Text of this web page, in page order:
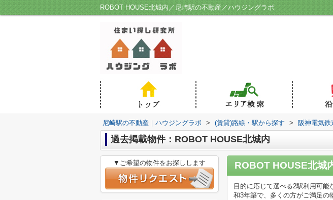
ROBOT HOUSE北城内／尼崎駅の不動産／ハウジングラボ
尼崎駅の不動産｜ハウジングラボ > (賃貸)路線・駅から探す > 阪神電気鉄
過去掲載物件：ROBOT HOUSE北城内
ROBOT HOUSE北城
目的に応じて選べる2駅利用可
和3年築で、多くの方がご満足の
▼ご希望の物件をお探しします